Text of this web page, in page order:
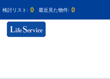
検討リスト: 0 最近見た物件: 0